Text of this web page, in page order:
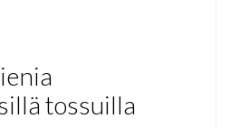
tossuilla